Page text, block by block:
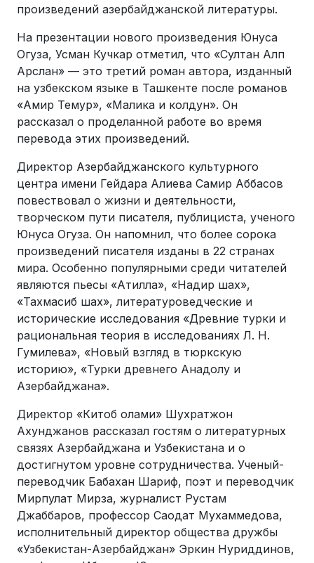
произведений азербайджанской литературы.
На презентации нового произведения Юнуса
Огуза, Усман Кучкар отметил, что «Султан Алп
Арслан» — это третий роман автора, изданный
на узбекском языке в Ташкенте после романов
«Амир Темур», «Малика и колдун». Он
рассказал о проделанной работе во время
перевода этих произведений.
Директор Азербайджанского культурного
центра имени Гейдара Алиева Самир Аббасов
повествовал о жизни и деятельности,
творческом пути писателя, публициста, ученого
Юнуса Огуза. Он напомнил, что более сорока
произведений писателя изданы в 22 странах
мира. Особенно популярными среди читателей
являются пьесы «Атилла», «Надир шах»,
«Тахмасиб шах», литературоведческие и
исторические исследования «Древние турки и
рациональная теория в исследованиях Л. Н.
Гумилева», «Новый взгляд в тюркскую
историю», «Турки древнего Анадолу и
Азербайджана».
Директор «Китоб олами» Шухратжон
Ахунджанов рассказал гостям о литературных
связях Азербайджана и Узбекистана и о
достигнутом уровне сотрудничества. Ученый-
переводчик Бабахан Шариф, поэт и переводчик
Мирпулат Мирза, журналист Рустам
Джаббаров, профессор Саодат Мухаммедова,
исполнительный директор общества дружбы
«Узбекистан-Азербайджан» Эркин Нуриддинов,